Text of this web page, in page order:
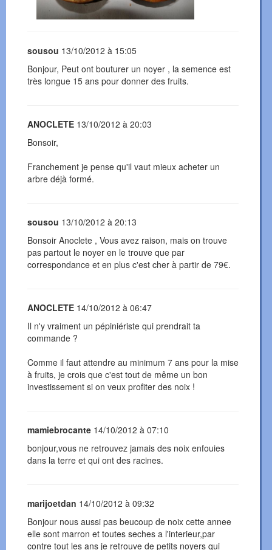
sousou 13/10/2012 à 15:05
Bonjour, Peut ont bouturer un noyer , la semence est
très longue 15 ans pour donner des fruits.
ANOCLETE 13/10/2012 à 20:03
Bonsoir,
Franchement je pense qu'il vaut mieux acheter un
arbre déjà formé.
sousou 13/10/2012 à 20:13
Bonsoir Anoclete , Vous avez raison, mais on trouve
pas partout le noyer en le trouve que par
correspondance et en plus c'est cher à partir de 79€.
ANOCLETE 14/10/2012 à 06:47
Il n'y vraiment un pépiniériste qui prendrait ta
commande ?
Comme il faut attendre au minimum 7 ans pour la mise
à fruits, je crois que c'est tout de même un bon
investissement si on veux profiter des noix !
mamiebrocante 14/10/2012 à 07:10
bonjour,vous ne retrouvez jamais des noix enfouies
dans la terre et qui ont des racines.
marijoetdan 14/10/2012 à 09:32
Bonjour nous aussi pas beucoup de noix cette annee
elle sont marron et toutes seches a l'interieur,par
contre tout les ans je retrouve de petits noyers qui